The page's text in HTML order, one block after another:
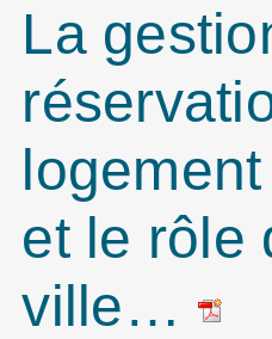
La
et le rôle
ville…